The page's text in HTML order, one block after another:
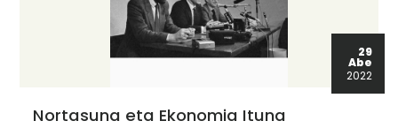
29
Abe
2022
Nortasuna eta Ekonomia Ituna